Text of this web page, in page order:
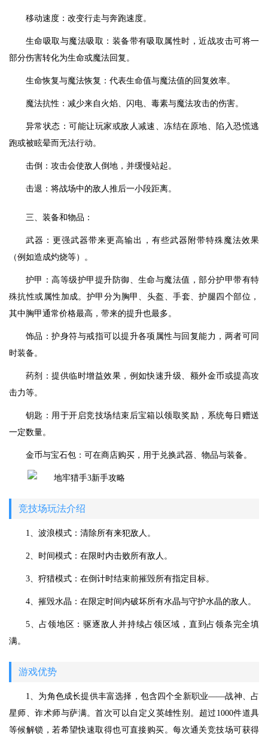
移动速度：改变行走与奔跑速度。
生命吸取与魔法吸取：装备带有吸取属性时，近战攻击可将一
部分伤害转化为生命或魔法回复。
生命恢复与魔法恢复：代表生命值与魔法值的回复效率。
魔法抗性：减少来自火焰、闪电、毒素与魔法攻击的伤害。
异常状态：可能让玩家或敌人减速、冻结在原地、陷入恐慌逃
跑或被眩晕而无法行动。
击倒：攻击会使敌人倒地，并缓慢站起。
击退：将战场中的敌人推后一小段距离。
三、装备和物品：
武器：更强武器带来更高输出，有些武器附带特殊魔法效果
（例如造成灼烧等）。
护甲：高等级护甲提升防御、生命与魔法值，部分护甲带有特
殊抗性或属性加成。护甲分为胸甲、头盔、手套、护腿四个部位，
其中胸甲通常价格最高，带来的提升也最多。
饰品：护身符与戒指可以提升各项属性与回复能力，两者可同
时装备。
药剂：提供临时增益效果，例如快速升级、额外金币或提高攻
击力等。
钥匙：用于开启竞技场结束后宝箱以领取奖励，系统每日赠送
一定数量。
金币与宝石包：可在商店购买，用于兑换武器、物品与装备。
竞技场玩法介绍
1、波浪模式：清除所有来犯敌人。
2、时间模式：在限时内击败所有敌人。
3、狩猎模式：在倒计时结束前摧毁所有指定目标。
4、摧毁水晶：在限定时间内破坏所有水晶与守护水晶的敌人。
5、占领地区：驱逐敌人并持续占领区域，直到占领条完全填
满。
游戏优势
1、为角色成长提供丰富选择，包含四个全新职业——战神、占
星师、诈术师与萨满。首次可以自定义英雄性别。超过1000件道具
等候解锁，若希望快速取得也可直接购买。每次通关竞技场可获得